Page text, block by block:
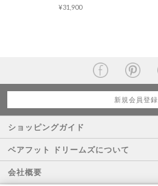
¥31,900
新規会員登録
ショッピングガイド
ベアフット ドリームズについて
会社概要